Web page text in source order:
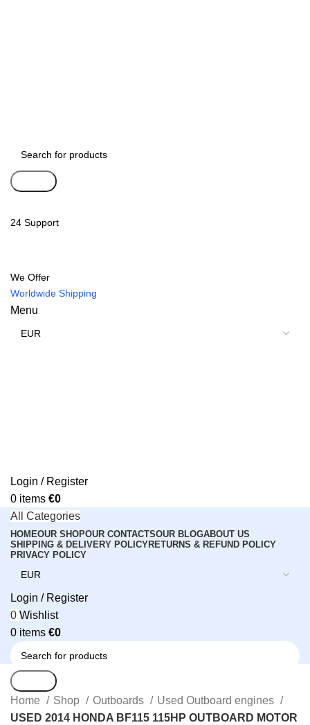
24 Support
We Offer
Worldwide Shipping
Menu
Login / Register
0 items €0
All Categories
HOMEOUR SHOPOUR CONTACTSOUR BLOGABOUT US
SHIPPING & DELIVERY POLICYRETURNS & REFUND POLICY
PRIVACY POLICY
Login / Register
0 Wishlist
0 items €0
Home
Shop Outboards
Used Outboard engines
USED 2014 HONDA BF115 115HP OUTBOARD MOTOR